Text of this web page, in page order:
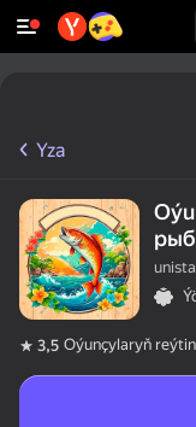
Yza
3,5 Oýunçylaryň